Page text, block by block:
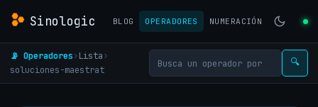
Sinologic BLOG OPERADORES NUMERACIÓN
📡 Operadores› Lista›
soluciones-maestrat
🔍